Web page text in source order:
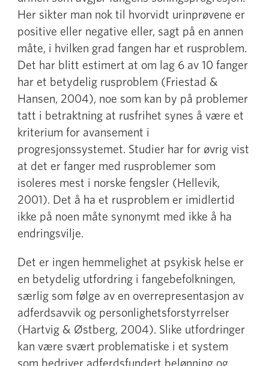
Her sikter man nok til hvorvidt urinprøvene er
positive eller negative eller, sagt på en annen
måte, i hvilken grad fangen har et rusproblem.
Det har blitt estimert at om lag 6 av 10 fanger
har et betydelig rusproblem (Friestad &
Hansen, 2004), noe som kan by på problemer
tatt i betraktning at rusfrihet synes å være et
kriterium for avansement i
progresjonssystemet. Studier har for øvrig vist
at det er fanger med rusproblemer som
isoleres mest i norske fengsler (Hellevik,
2001). Det å ha et rusproblem er imidlertid
ikke på noen måte synonymt med ikke å ha
endringsvilje.
Det er ingen hemmelighet at psykisk helse er
en betydelig utfordring i fangebefolkningen,
særlig som følge av en overrepresentasjon av
adferdsavvik og personlighetsforstyrrelser
(Hartvig & Østberg, 2004). Slike utfordringer
kan være svært problematiske i et system
som bedriver adferdsfundert belønning og